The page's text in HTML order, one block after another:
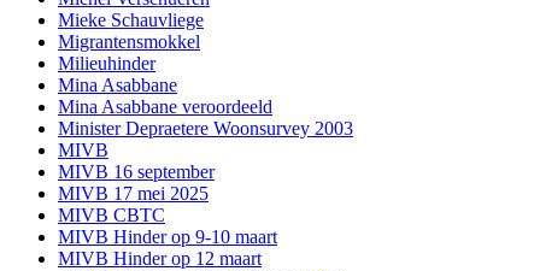
Mieke Schauvliege
Migrantensmokkel
Milieuhinder
Mina Asabbane
Mina Asabbane veroordeeld
Minister Depraetere Woonsurvey 2003
MIVB
MIVB 16 september
MIVB 17 mei 2025
MIVB CBTC
MIVB Hinder op 9-10 maart
MIVB Hinder op 12 maart